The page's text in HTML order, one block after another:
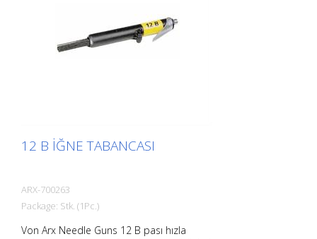
12 B İĞNE TABANCASI
ARX-700263
Package: Stk. (1Pc.)
Von Arx Needle Guns 12 B pası hızla